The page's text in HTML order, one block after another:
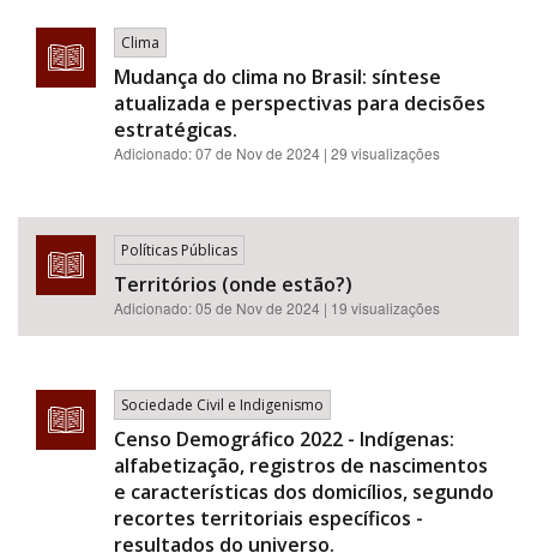
Clima
Mudança do clima no Brasil: síntese
atualizada e perspectivas para decisões
estratégicas.
Adicionado:07 de Nov de 2024 | 29 visualizações
Políticas Públicas
Territórios (onde estão?)
Adicionado:05 de Nov de 2024 | 19 visualizações
Sociedade Civil e Indigenismo
Censo Demográfico 2022 - Indígenas:
alfabetização, registros de nascimentos
e características dos domicílios, segundo
recortes territoriais específicos -
resultados do universo.